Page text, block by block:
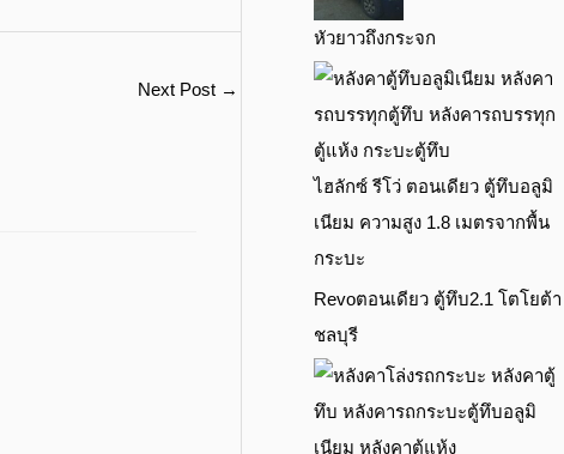
Next Post →
หัวยาวถึงกระจก
ไฮลักซ์ รีโว่ ตอนเดียว ตู้ทึบอลูมิ
เนียม ความสูง 1.8 เมตรจากพื้น
กระบะ
Revoตอนเดียว ตู้ทึบ2.1 โตโยต้า
ชลบุรี